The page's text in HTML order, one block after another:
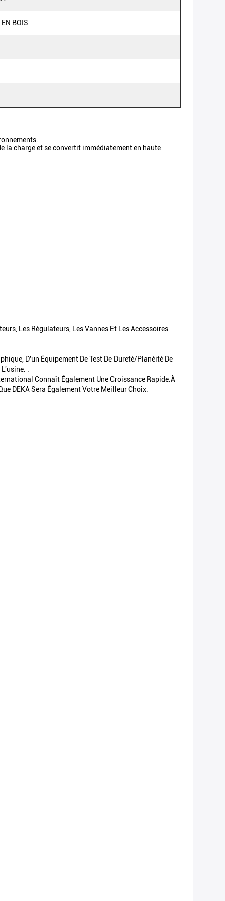
BOIS
la charge et se convertit immédiatement en haute
Les Régulateurs, Les Vannes Et Les Accessoires
D'un Équipement De Test De Dureté/planéité De
.
Connaît Également Une Croissance Rapide.À
DEKA Sera Également Votre Meilleur Choix.